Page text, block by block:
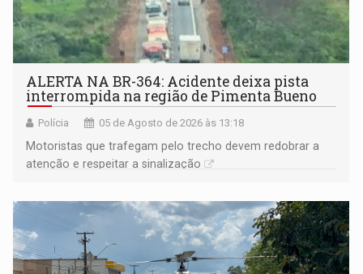
ALERTA NA BR-364: Acidente deixa pista
interrompida na região de Pimenta Bueno
Polícia 05 de Agosto de 2026 às 13:18
​Motoristas que trafegam pelo trecho devem redobrar a
atenção e respeitar a sinalização